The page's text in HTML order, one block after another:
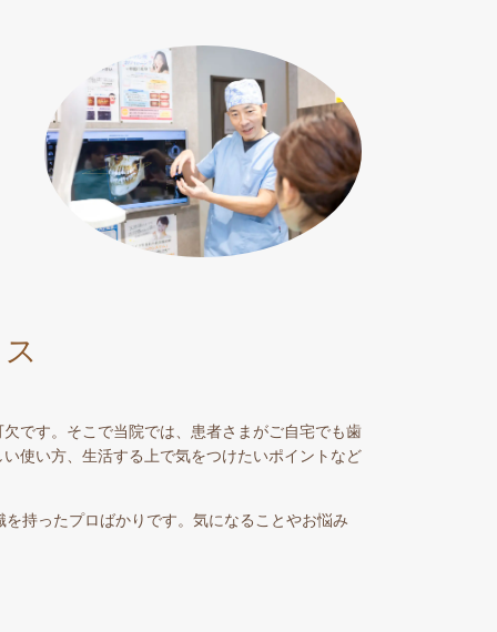
です。そこで当院では、患者さまがご自宅でも歯
使い方、生活する上で気をつけたいポイントなど
持ったプロばかりです。気になることやお悩み